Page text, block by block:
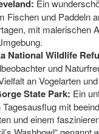
Ein
Fischen und Paddeln
mit malerischen
National Wildlife
und
an Vogelarten
State Park: Ein
Tagesausflug mit
und einem